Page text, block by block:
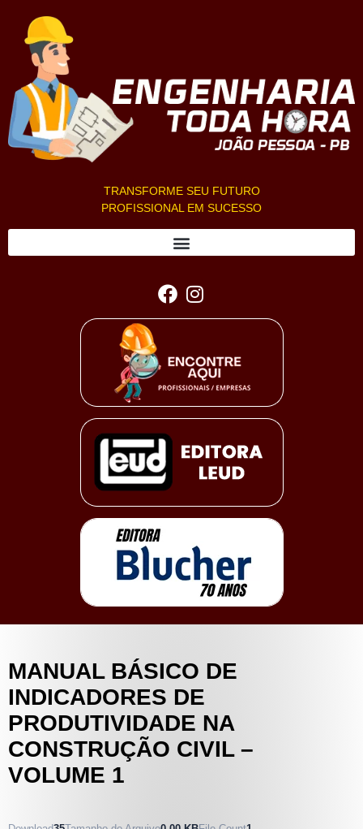
TRANSFORME SEU FUTURO
PROFISSIONAL EM SUCESSO
MANUAL BÁSICO DE
INDICADORES DE
PRODUTIVIDADE NA
CONSTRUÇÃO CIVIL –
VOLUME 1